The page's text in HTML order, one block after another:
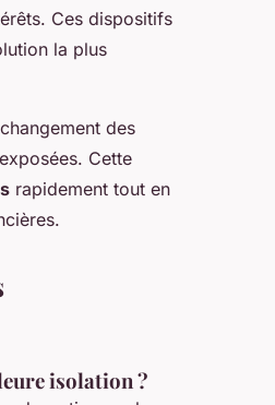
Ces dispositifs
la plus
des
Cette
rapidement tout en
isolation ?